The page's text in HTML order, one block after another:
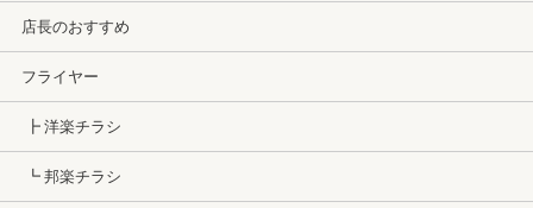
店長のおすすめ
フライヤー
┣ 洋楽チラシ
┗ 邦楽チラシ